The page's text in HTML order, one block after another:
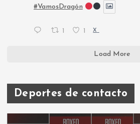
#VamosDragón
1 1 X
Load More
Deportes de contacto